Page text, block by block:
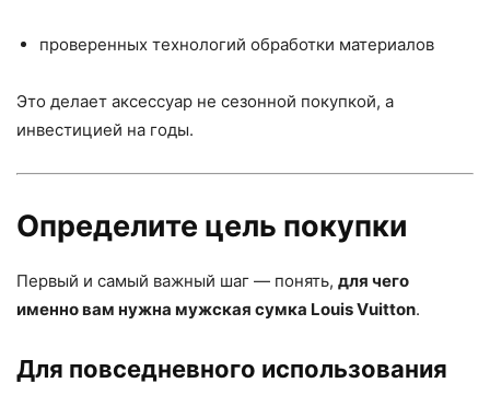
проверенных технологий обработки материалов
Это делает аксессуар не сезонной покупкой, а
инвестицией на годы.
Определите цель покупки
Первый и самый важный шаг — понять, для чего
именно вам нужна мужская сумка Louis Vuitton.
Для повседневного использования